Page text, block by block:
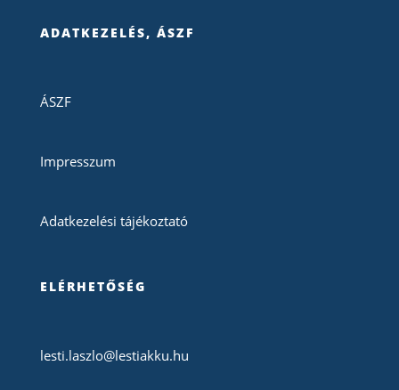
ADATKEZELÉS, ÁSZF
ÁSZF
Impresszum
Adatkezelési tájékoztató
ELÉRHETŐSÉG
lesti.laszlo@lestiakku.hu